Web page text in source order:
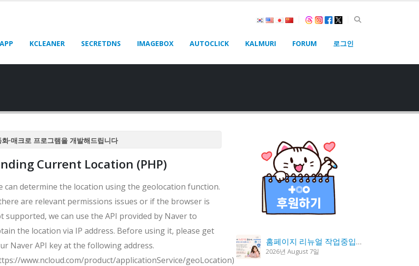
KCLEANER SECRETDNS IMAGEBOX AUTOCLICK KALMURI FORUM 로그인
·매크로 프로그램을 개발해드립니다
화·매크로 프로그램을 개발해드립니다
화·매크로 프로그램을 개발해드립니다
화·매크로 프로그램을 개발해드립니다
Current Location (PHP)
can determine the location using the geolocation function.
are relevant permissions issues or if the browser is
supported, we can use the API provided by Naver to
the location via IP address. Before using it, please get
Naver API key at the following address.
www.ncloud.com/product/applicationService/geoLocation)
홈페이지 리뉴얼 작업중입니다.
2026년 August 7일